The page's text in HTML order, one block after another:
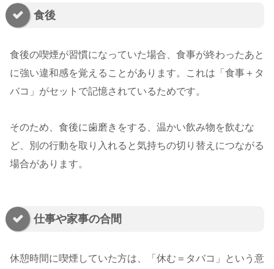
食後
食後の喫煙が習慣になっていた場合、食事が終わったあと
に強い違和感を覚えることがあります。これは「食事＋タ
バコ」がセットで記憶されているためです。
そのため、食後に歯磨きをする、温かい飲み物を飲むな
ど、別の行動を取り入れると気持ちの切り替えにつながる
場合があります。
仕事や家事の合間
休憩時間に喫煙していた方は、「休む＝タバコ」という意